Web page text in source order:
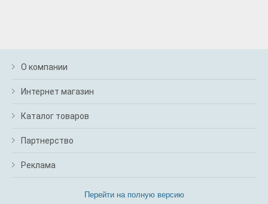
О компании
Интернет магазин
Каталог товаров
Партнерство
Реклама
Перейти на полную версию